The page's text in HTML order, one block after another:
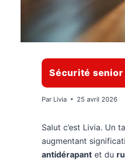
Sécurité
Par Livia 25 avril 2026
Salut c’est Livia. Un
augmentant
antidérapant et du